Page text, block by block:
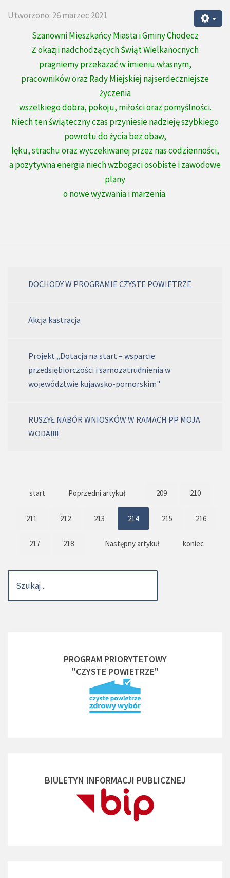
Utworzono: 26 marzec 2021
Szanowni Mieszkańcy Miasta i Gminy Chodecz
Z okazji nadchodzących Świąt Wielkanocnych
pragniemy przekazać w imieniu własnym,
pracowników oraz Rady Miejskiej najserdeczniejsze
życzenia
wszelkiego dobra, pokoju, miłości oraz pomyślności.
Niech ten świąteczny czas przyniesie nadzieję szybkiego
powrotu do życia bez obaw,
lęku, strachu oraz wyczekiwanej przez nas codzienności,
a pozytywna energia niech wzbogaci osobiste i zawodowe
plany
o nowe wyzwania i marzenia.
DOCHODY W PROGRAMIE CZYSTE POWIETRZE
Akcja kastracja
Projekt „Dotacja na start – wsparcie
przedsiębiorczości i samozatrudnienia w
województwie kujawsko-pomorskim"
RUSZYŁ NABÓR WNIOSKÓW W RAMACH PP MOJA
WODA!!!!
start Poprzedni artykuł 209 210
211 212 213 214 215 216
217 218 Następny artykuł koniec
PROGRAM PRIORYTETOWY
"CZYSTE POWIETRZE"
BIULETYN INFORMACJI PUBLICZNEJ